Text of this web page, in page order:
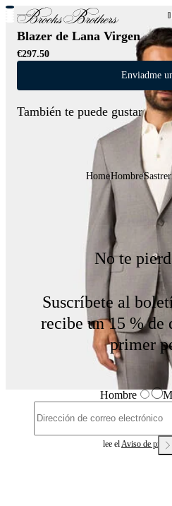
Nuevas incorporaciones a
Blazer de Lana Virgen
€297.50
Enviadme
También te puede gustar
HomeHombre
No te
Suscríbete al
recibe un 15 % de
primer
Hombre
lee elAviso de